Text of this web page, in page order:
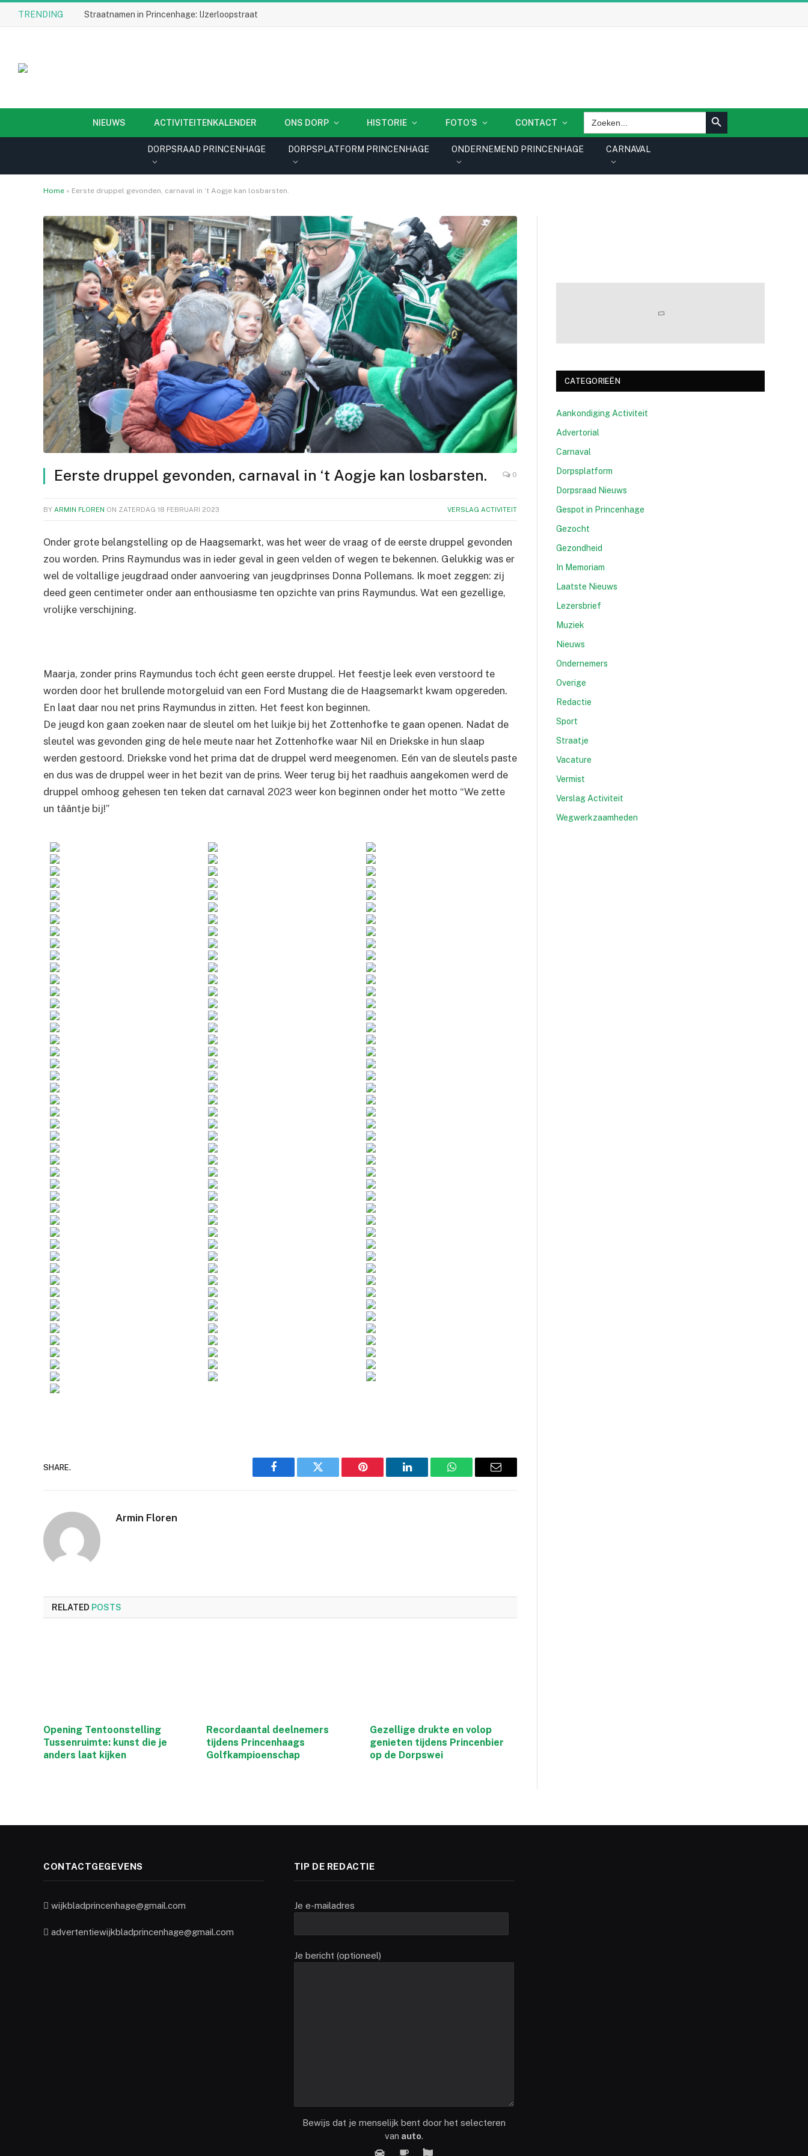
TRENDING Straatnamen in Princenhage: IJzerloopstraat
NIEUWS ACTIVITEITENKALENDER ONS DORP HISTORIE FOTO’S CONTACT
Zoek
naar:
ZOEKKNOP
DORPSRAAD PRINCENHAGE DORPSPLATFORM PRINCENHAGE ONDERNEMEND PRINCENHAGE CARNAVAL
Home » Eerste druppel gevonden, carnaval in ‘t Aogje kan losbarsten.
Eerste druppel gevonden, carnaval in ‘t Aogje kan losbarsten. 0
BY ARMIN FLOREN ON ZATERDAG 18 FEBRUARI 2023 VERSLAG ACTIVITEIT
Onder grote belangstelling op de Haagsemarkt, was het weer de vraag of de eerste druppel gevonden
zou worden. Prins Raymundus was in ieder geval in geen velden of wegen te bekennen. Gelukkig was er
wel de voltallige jeugdraad onder aanvoering van jeugdprinses Donna Pollemans. Ik moet zeggen: zij
deed geen centimeter onder aan enthousiasme ten opzichte van prins Raymundus. Wat een gezellige,
vrolijke verschijning.
Maarja, zonder prins Raymundus toch écht geen eerste druppel. Het feestje leek even verstoord te
worden door het brullende motorgeluid van een Ford Mustang die de Haagsemarkt kwam opgereden.
En laat daar nou net prins Raymundus in zitten. Het feest kon beginnen.
De jeugd kon gaan zoeken naar de sleutel om het luikje bij het Zottenhofke te gaan openen. Nadat de
sleutel was gevonden ging de hele meute naar het Zottenhofke waar Nil en Driekske in hun slaap
werden gestoord. Driekske vond het prima dat de druppel werd meegenomen. Eén van de sleutels paste
en dus was de druppel weer in het bezit van de prins. Weer terug bij het raadhuis aangekomen werd de
druppel omhoog gehesen ten teken dat carnaval 2023 weer kon beginnen onder het motto “We zette
un tâântje bij!”
SHARE.
Facebook Twitter Pinterest LinkedIn WhatsAppEmail
Armin Floren
RELATED POSTS
Opening Tentoonstelling
Tussenruimte: kunst die je
anders laat kijken
Recordaantal deelnemers
tijdens Princenhaags
Golfkampioenschap
Gezellige drukte en volop
genieten tijdens Princenbier
op de Dorpswei
CATEGORIEËN
Aankondiging Activiteit
Advertorial
Carnaval
Dorpsplatform
Dorpsraad Nieuws
Gespot in Princenhage
Gezocht
Gezondheid
In Memoriam
Laatste Nieuws
Lezersbrief
Muziek
Nieuws
Ondernemers
Overige
Redactie
Sport
Straatje
Vacature
Vermist
Verslag Activiteit
Wegwerkzaamheden
CONTACTGEGEVENS
wijkbladprincenhage@gmail.com
advertentiewijkbladprincenhage@gmail.com
TIP DE REDACTIE
Je e-mailadres
Je bericht (optioneel)
Bewijs dat je menselijk bent door het selecteren
van auto.